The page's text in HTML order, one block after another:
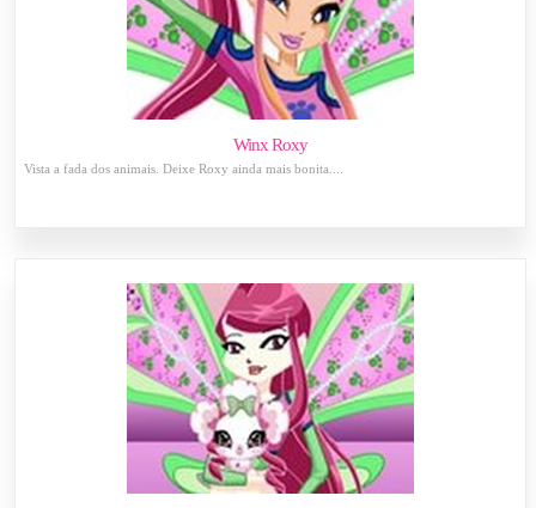
Winx Roxy
Vista a fada dos animais. Deixe Roxy ainda mais bonita....